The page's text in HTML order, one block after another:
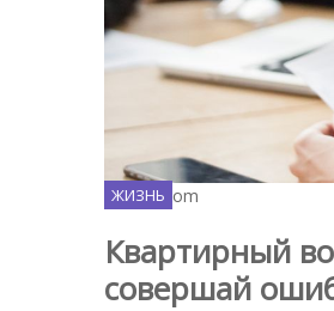
Freepik.com
ЖИЗНЬ
Квартирный
совершай